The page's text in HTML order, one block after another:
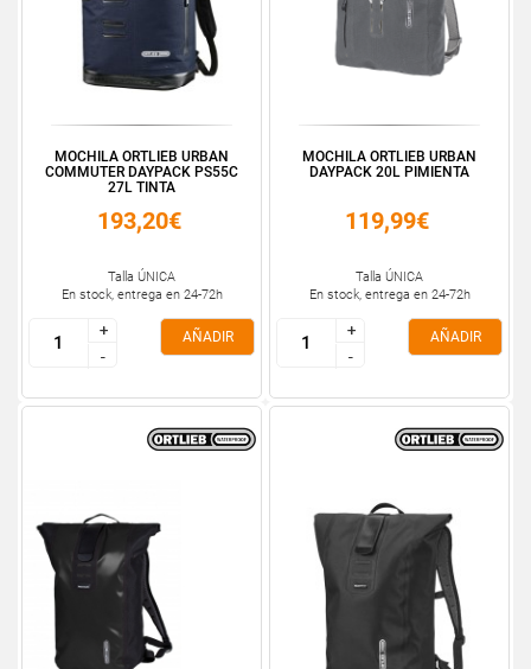
MOCHILA ORTLIEB URBAN
COMMUTER DAYPACK PS55C
27L TINTA
193,20€
Talla ÚNICA
En stock, entrega en 24-72h
+
-
+
-
AÑADIR
MOCHILA ORTLIEB URBAN
DAYPACK 20L PIMIENTA
119,99€
Talla ÚNICA
En stock, entrega en 24-72h
+
-
+
-
AÑADIR